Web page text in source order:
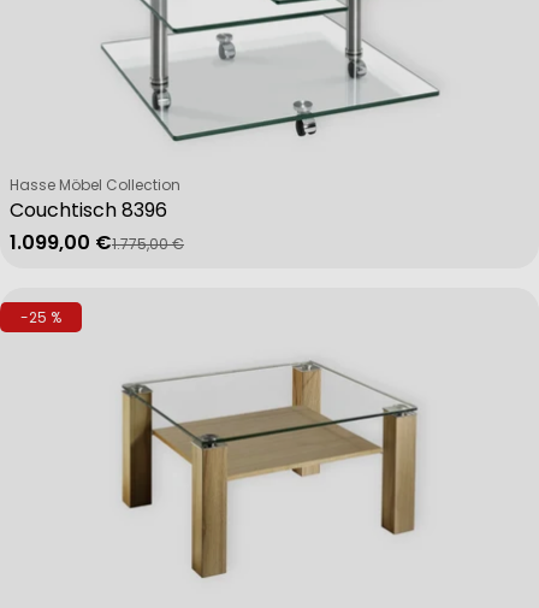
Couchtisch 8396
Verkäufer:
Hasse Möbel Collection
Verkaufspreis
1.099,00 €
Regulärer Preis
1.775,00 €
-25 %